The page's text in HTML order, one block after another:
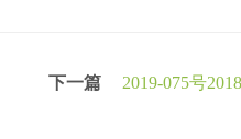
下一篇
2019-075号